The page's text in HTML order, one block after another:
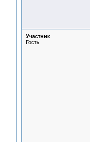
Участник
Гость